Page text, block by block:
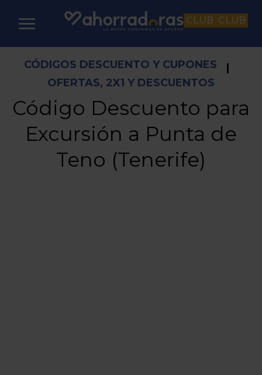
CLUB CLUB
CÓDIGOS DESCUENTO Y CUPONES
|
OFERTAS, 2X1 Y DESCUENTOS
Código Descuento para
Excursión a Punta de
Teno (Tenerife)